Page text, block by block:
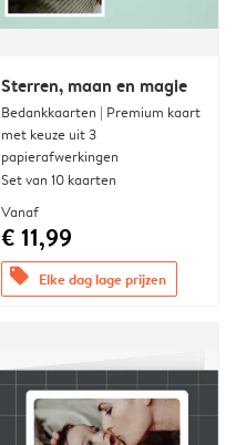
Sterren, maan en magie
Bedankkaarten | Premium kaart
met keuze uit 3
papierafwerkingen
Set van 10 kaarten
Vanaf
€ 11,99
offers Elke dag lage prijzen